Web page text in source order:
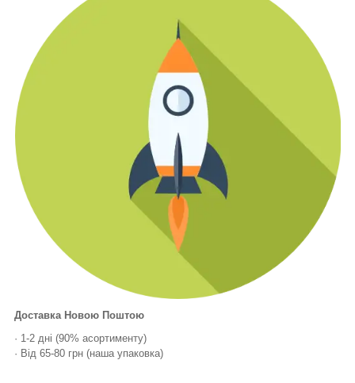
Доставка Новою Поштою
· 1-2 дні (90% асортименту)
· Від 65-80 грн (наша упаковка)